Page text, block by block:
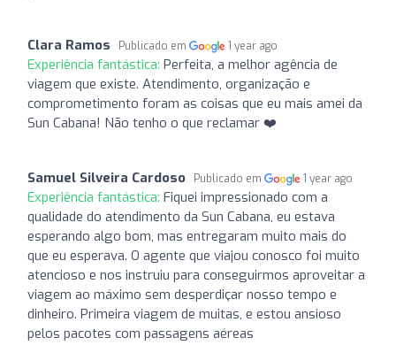
Clara Ramos Publicado em 1 year ago
Experiência fantástica: Perfeita, a melhor agência de
viagem que existe. Atendimento, organização e
comprometimento foram as coisas que eu mais amei da
Sun Cabana! Não tenho o que reclamar ❤️
Samuel Silveira Cardoso Publicado em 1 year ago
Experiência fantástica: Fiquei impressionado com a
qualidade do atendimento da Sun Cabana, eu estava
esperando algo bom, mas entregaram muito mais do
que eu esperava. O agente que viajou conosco foi muito
atencioso e nos instruiu para conseguirmos aproveitar a
viagem ao máximo sem desperdiçar nosso tempo e
dinheiro. Primeira viagem de muitas, e estou ansioso
pelos pacotes com passagens aéreas